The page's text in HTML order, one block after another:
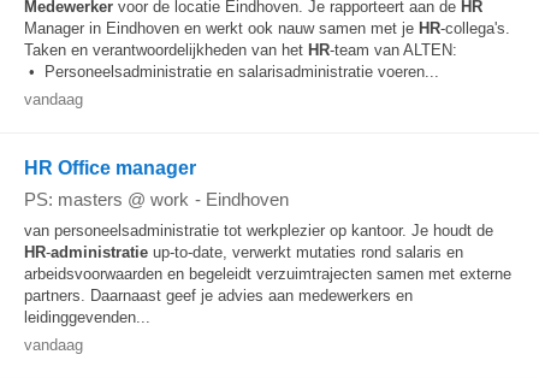
Medewerker voor de locatie Eindhoven. Je rapporteert aan de HR
Manager in Eindhoven en werkt ook nauw samen met je HR-collega's.
Taken en verantwoordelijkheden van het HR-team van ALTEN:
• Personeelsadministratie en salarisadministratie voeren...
vandaag
HR Office manager
PS: masters @ work - Eindhoven
van personeelsadministratie tot werkplezier op kantoor. Je houdt de
HR-administratie up-to-date, verwerkt mutaties rond salaris en
arbeidsvoorwaarden en begeleidt verzuimtrajecten samen met externe
partners. Daarnaast geef je advies aan medewerkers en
leidinggevenden...
vandaag